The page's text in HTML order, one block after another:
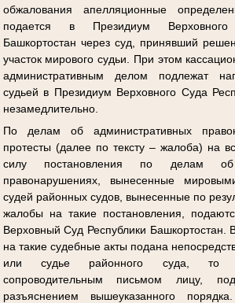
обжалования апелляционные
подается в Президиум
Башкортостан через суд, принявший
участок мирового судьи. При этом
административным делом подлежат
судьей в Президиум Верховного Суда
незамедлительно.
По делам об административных
протесты (далее по тексту – жалоба) на
силу постановления по делам об
правонарушениях, вынесенные
судей районных судов, вынесенные по
жалобы на такие постановления,
Верховный Суд Республики Башкортостан.
на такие судебные акты подана
или судье районного суда, то
сопроводительным письмом лицу,
разъяснением вышеуказанного